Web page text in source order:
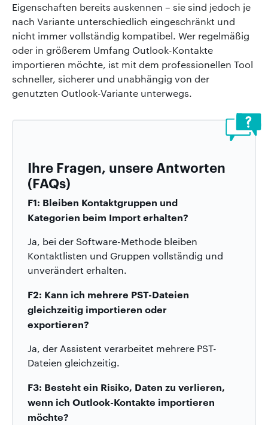
Eigenschaften bereits auskennen – sie sind jedoch je
nach Variante unterschiedlich eingeschränkt und
nicht immer vollständig kompatibel. Wer regelmäßig
oder in größerem Umfang Outlook-Kontakte
importieren möchte, ist mit dem professionellen Tool
schneller, sicherer und unabhängig von der
genutzten Outlook-Variante unterwegs.
Ihre Fragen, unsere Antworten
(FAQs)
F1: Bleiben Kontaktgruppen und
Kategorien beim Import erhalten?
Ja, bei der Software-Methode bleiben
Kontaktlisten und Gruppen vollständig und
unverändert erhalten.
F2: Kann ich mehrere PST-Dateien
gleichzeitig importieren oder
exportieren?
Ja, der Assistent verarbeitet mehrere PST-
Dateien gleichzeitig.
F3: Besteht ein Risiko, Daten zu verlieren,
wenn ich Outlook-Kontakte importieren
möchte?